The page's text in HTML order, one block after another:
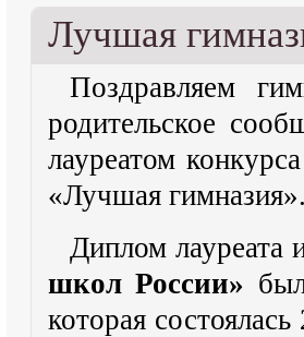
Лучшая
Поздравляем
родительское
лауреатом
«Лучшая гимназия».
Диплом лауреата
школ России»
которая